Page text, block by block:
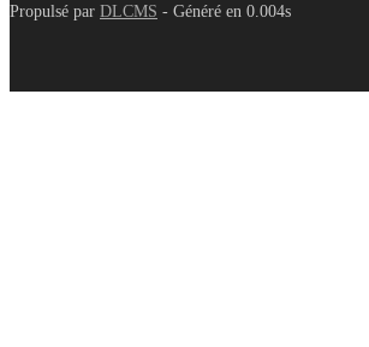
Propulsé par DLCMS - Généré en 0.004s